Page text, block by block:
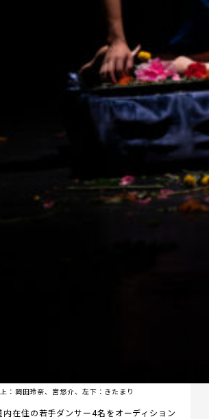
：岡田玲奈、宮悠介、左下：きたまり
在住の若手ダンサー4名をオーディション